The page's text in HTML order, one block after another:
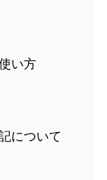
い方
について